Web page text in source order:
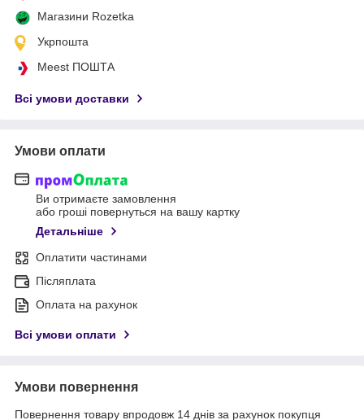
Магазини Rozetka
Укрпошта
Meest ПОШТА
Всі умови доставки
Умови оплати
Ви отримаєте замовлення
або гроші повернуться на вашу картку
Детальніше
Оплатити частинами
Післяплата
Оплата на рахунок
Всі умови оплати
Умови повернення
Повернення товару впродовж 14 днів за рахунок покупця